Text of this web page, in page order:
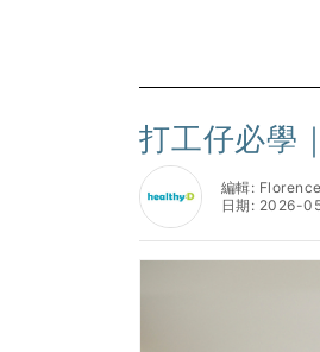
打工仔必學
編輯: Florence
日期: 2026-